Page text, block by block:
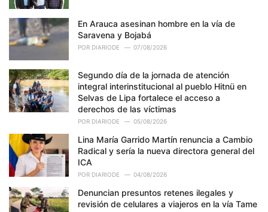
En Arauca asesinan hombre en la vía de
Saravena y Bojabá
POR DIARIODE 07/08/2026
Segundo día de la jornada de atención
integral interinstitucional al pueblo Hitnü en
Selvas de Lipa fortalece el acceso a
derechos de las víctimas
POR DIARIODE 05/08/2026
Lina María Garrido Martín renuncia a Cambio
Radical y sería la nueva directora general del
ICA
POR DIARIODE 04/08/2026
Denuncian presuntos retenes ilegales y
revisión de celulares a viajeros en la vía Tame